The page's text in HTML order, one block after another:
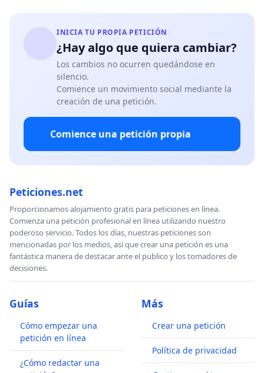
INICIA TU PROPIA PETICIÓN
¿Hay algo que quiera cambiar?
Los cambios no ocurren quedándose en
silencio.
Comience un movimiento social mediante la
creación de una petición.
Comience una petición propia
Peticiones.net
Proporcionamos alojamiento gratis para peticiones en línea.
Comienza una petición profesional en línea utilizando nuestro
poderoso servicio. Todos los días, nuestras peticiones son
mencionadas por los medios, así que crear una petición es una
fantástica manera de destacar ante el publico y los tomadores de
decisiones.
Guías
Cómo empezar una
petición en línea
¿Cómo redactar una
Más
Crear una petición
Política de privacidad